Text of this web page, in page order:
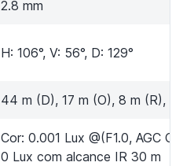
2.8 mm
H: 106°, V: 56°, D: 129°
44 m (D), 17 m (O), 8 m (R), 4
Cor: 0.001 Lux @(F1.0, AGC
0 Lux com alcance IR 30 m